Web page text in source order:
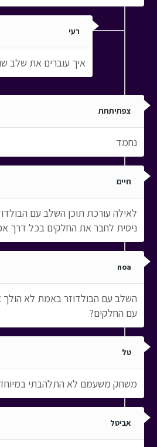
רעי
איך עוברים את שלב
צפתיתתת
נחמד
חיים
לאילה עורכת תוכן השלב עם
ניסית לחבר את החלקים בכל דרך
noa
השלב עם הבולדוזר באמת לא
עם החלקים?
טל
משחק משעמם לא התלהבתי
אביטל